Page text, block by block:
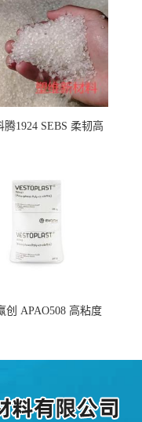
腾1924 SEBS 柔韧高
创 APAO508 高粘度